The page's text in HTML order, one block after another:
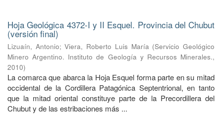
Hoja Geológica 4372-I y II Esquel. Provincia del Chubut
(versión final)
Lizuaín, Antonio;Viera, Roberto Luis María (Servicio Geológico
Minero Argentino. Instituto de Geología y Recursos Minerales.,
2010)
La comarca que abarca la Hoja Esquel forma parte en su mitad
occidental de la Cordillera Patagónica Septentrional, en tanto
que la mitad oriental constituye parte de la Precordillera del
Chubut y de las estribaciones más ...